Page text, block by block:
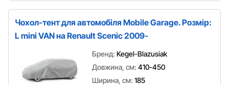
Чохол-тент для автомобіля Mobile Garage. Розмір:
L mini VAN на Renault Scenic 2009-
Бренд: Kegel-Blazusiak
Довжина, см: 410-450
Ширина, см: 185